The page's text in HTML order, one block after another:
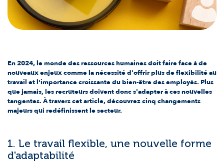
En 2024, le monde des ressources humaines doit faire face à de
nouveaux enjeux comme la nécessité d'offrir plus de flexibilité au
travail et l'importance croissante du bien-être des employés. Plus
que jamais, les recruteurs doivent donc s'adapter à ces nouvelles
tangentes. À travers cet article, découvrez cinq changements
majeurs qui redéfinissent le secteur.
1. Le travail flexible, une nouvelle forme
d'adaptabilité